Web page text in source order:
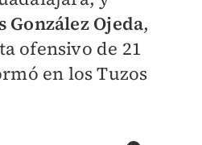
González Ojeda,
ofensivo de 21
en los Tuzos